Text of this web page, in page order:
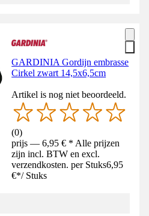
GARDINIA Gordijn embrasse
Cirkel zwart 14,5x6,5cm
Artikel is nog niet beoordeeld.
(0)
prijs — 6,95 € * Alle prijzen
zijn incl. BTW en excl.
verzendkosten. per Stuks6,95
€*/ Stuks